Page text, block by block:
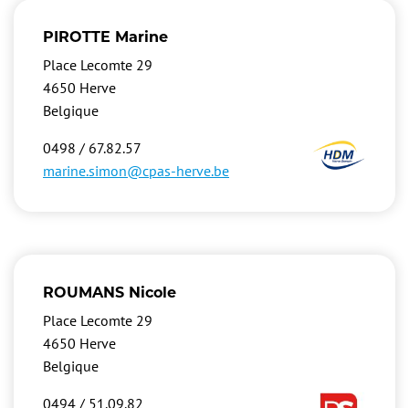
PIROTTE Marine
Place Lecomte 29
4650 Herve
Belgique
Image
0498 / 67.82.57
marine.simon@cpas-herve.be
ROUMANS Nicole
Place Lecomte 29
4650 Herve
Belgique
Image
0494 / 51.09.82